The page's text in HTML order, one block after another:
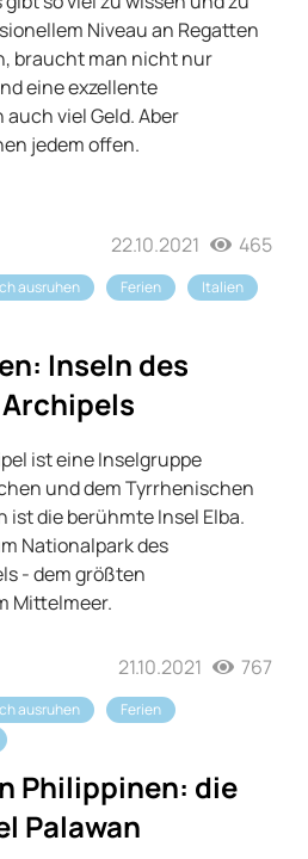
Niveau an Regatten
braucht man nicht nur
eine exzellente
viel Geld. Aber
jedem offen.
22.10.2021 465
ausruhen Ferien
Italien
Inseln des
ist eine Inselgruppe
und dem Tyrrhenischen
ist die berühmte Insel Elba.
Nationalpark des
- dem größten
Mittelmeer.
21.10.2021 767
ausruhen
Ferien
Philippinen: die
Palawan